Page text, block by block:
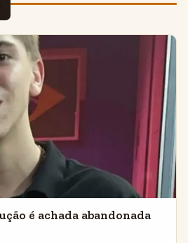
é achada abandonada